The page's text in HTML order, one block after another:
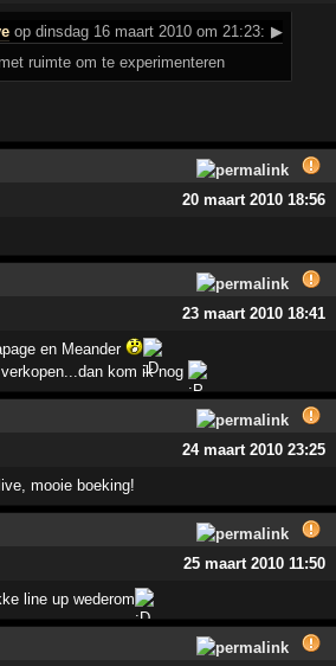
op dinsdag 16 maart 2010 om 21:23: ▶
ruimte om te experimenteren
20 maart 2010 18:56
23 maart 2010 18:41
en Meander
kom ik nog
24 maart 2010 23:25
mooie boeking!
25 maart 2010 11:50
line up wederom